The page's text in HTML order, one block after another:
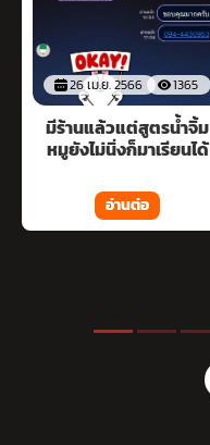
26 เม.ย. 2566 1365
มีร้านแล้วแต่สูตรน้ำจิ้ม
หมูยังไม่นิ่งก็มาเรียนได้
อ่านต่อ